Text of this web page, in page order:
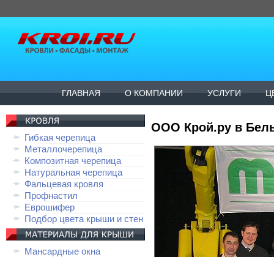
ГЛАВНАЯ О КОМПАНИИ УСЛУГИ
Гибкая черепица
Металлочерепица
Композитная черепица
Натуральная черепица
Фальцевая кровля
Профнастил
Еврошифер
Подбор цвета крыши и стен
Мансардные окна
ООО Крой.ру в